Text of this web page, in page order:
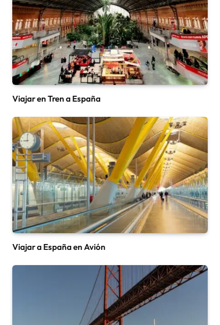
Viajar en Tren a España
Viajar a España en Avión